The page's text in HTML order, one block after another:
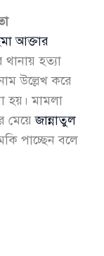
আক্তার
থানায় হত্যা
উল্লেখ করে
হয়। মামলা
মেয়েজান্নাতুল
পাচ্ছেন বলে